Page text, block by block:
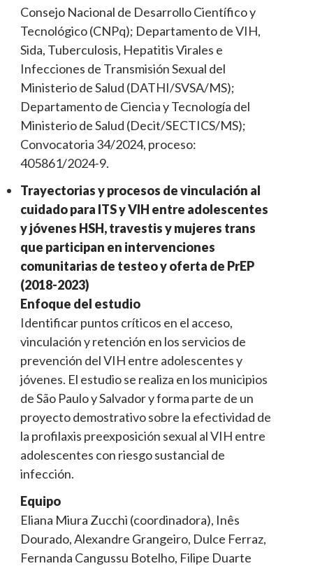
Consejo Nacional de Desarrollo Científico y
Tecnológico (CNPq); Departamento de VIH,
Sida, Tuberculosis, Hepatitis Virales e
Infecciones de Transmisión Sexual del
Ministerio de Salud (DATHI/SVSA/MS);
Departamento de Ciencia y Tecnología del
Ministerio de Salud (Decit/SECTICS/MS);
Convocatoria 34/2024, proceso:
405861/2024-9.
Trayectorias y procesos de vinculación al
cuidado para ITS y VIH entre adolescentes
y jóvenes HSH, travestis y mujeres trans
que participan en intervenciones
comunitarias de testeo y oferta de PrEP
(2018-2023)
Enfoque del estudio
Identificar puntos críticos en el acceso,
vinculación y retención en los servicios de
prevención del VIH entre adolescentes y
jóvenes. El estudio se realiza en los municipios
de São Paulo y Salvador y forma parte de un
proyecto demostrativo sobre la efectividad de
la profilaxis preexposición sexual al VIH entre
adolescentes con riesgo sustancial de
infección.
Equipo
Eliana Miura Zucchi (coordinadora), Inês
Dourado, Alexandre Grangeiro, Dulce Ferraz,
Fernanda Cangussu Botelho, Filipe Duarte